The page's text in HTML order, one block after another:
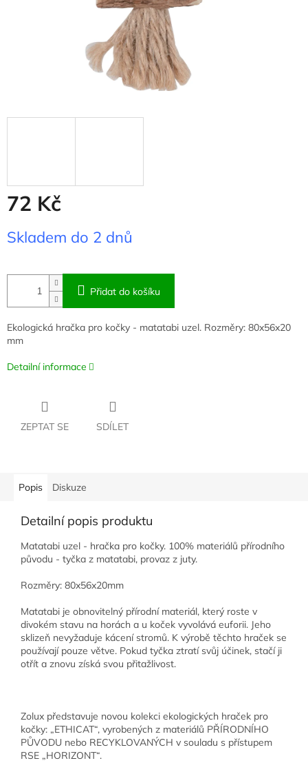
72 Kč
cena:
Skladem do 2 dnů
Přidat do košíku
Ekologická hračka pro kočky - matatabi uzel. Rozměry: 80x56x20
mm
Detailní informace
ZEPTAT SE SDÍLET
Popis Diskuze
Detailní popis produktu
Matatabi uzel - hračka pro kočky. 100% materiálů přírodního
původu - tyčka z matatabi, provaz z juty.
Rozměry: 80x56x20mm
Matatabi je obnovitelný přírodní materiál, který roste v
divokém stavu na horách a u koček vyvolává euforii. Jeho
sklizeň nevyžaduje kácení stromů. K výrobě těchto hraček se
používají pouze větve. Pokud tyčka ztratí svůj účinek, stačí ji
otřít a znovu získá svou přitažlivost.
Zolux představuje novou kolekci ekologických hraček pro
kočky: „ETHICAT“, vyrobených z materiálů PŘÍRODNÍHO
PŮVODU nebo RECYKLOVANÝCH v souladu s přístupem
RSE „HORIZONT“.